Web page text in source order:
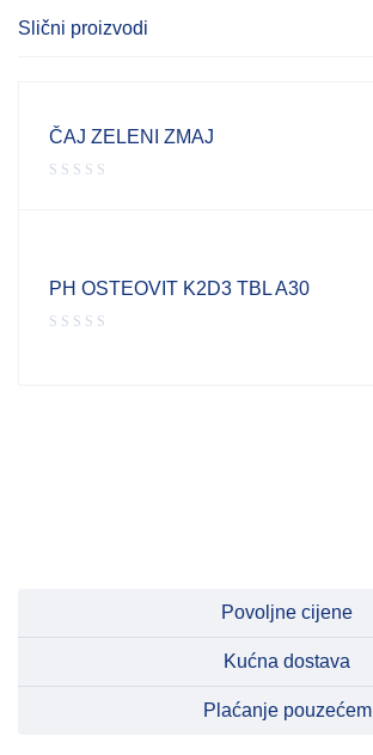
Slični proizvodi
ČAJ ZELENI ZMAJ
PH OSTEOVIT K2D3 TBL A30
Povoljne cijene
Kućna dostava
Plaćanje pouzećem